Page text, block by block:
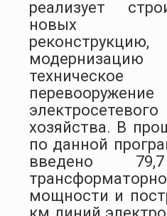
реализует
новых
реконструкцию,
техническое
перевооружение
электросетевого
хозяйства. В
по данной
введено
мощности и